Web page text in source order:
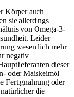
Körper auch
sie allerdings
von Omega-3-
Leider
wesentlich mehr
negativ
dieser
oder Maiskeimöl
Fertignahrung oder
die